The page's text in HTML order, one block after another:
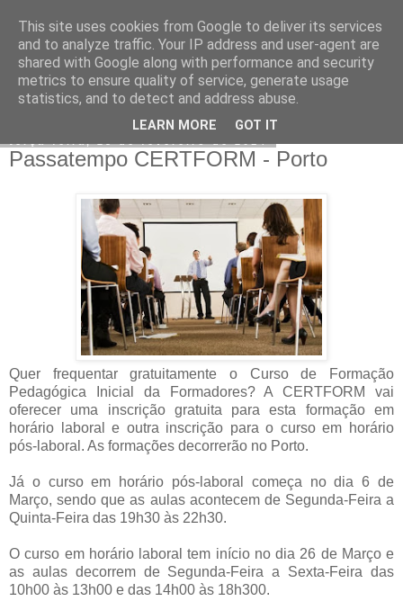
CERTFORM
Passatempo CERTFORM - Porto
Quer frequentar gratuitamente o Curso de Formação
Pedagógica Inicial da Formadores? A CERTFORM vai
oferecer uma inscrição gratuita para esta formação em
horário laboral e outra inscrição para o curso em horário
pós-laboral. As formações decorrerão no Porto.
Já o curso em horário pós-laboral começa no dia 6 de
Março, sendo que as aulas acontecem de Segunda-Feira a
Quinta-Feira das 19h30 às 22h30.
O curso em horário laboral tem início no dia 26 de Março e
as aulas decorrem de Segunda-Feira a Sexta-Feira das
10h00 às 13h00 e das 14h00 às 18h300.
This site uses cookies from Google to deliver its services
and to analyze traffic. Your IP address and user-agent are
shared with Google along with performance and security
metrics to ensure quality of service, generate usage
statistics, and to detect and address abuse.
LEARN MORE GOT IT